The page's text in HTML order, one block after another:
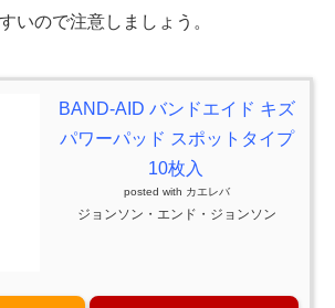
いので注意しましょう。
BAND-AID バンドエイド キズ
パワーパッド スポットタイプ
10枚入
posted with カエレバ
ジョンソン・エンド・ジョンソン